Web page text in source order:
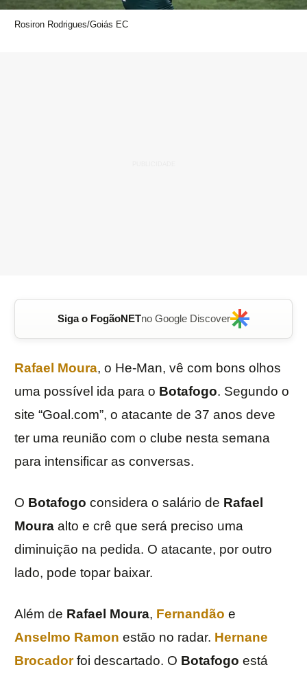
Rosiron Rodrigues/Goiás EC
Siga o FogãoNETno Google Discover
Rafael Moura, o He-Man, vê com bons olhos
uma possível ida para o Botafogo. Segundo o
site “Goal.com”, o atacante de 37 anos deve
ter uma reunião com o clube nesta semana
para intensificar as conversas.
O Botafogo considera o salário de Rafael
Moura alto e crê que será preciso uma
diminuição na pedida. O atacante, por outro
lado, pode topar baixar.
Além de Rafael Moura, Fernandão e
Anselmo Ramon estão no radar. Hernane
Brocador foi descartado. O Botafogo está